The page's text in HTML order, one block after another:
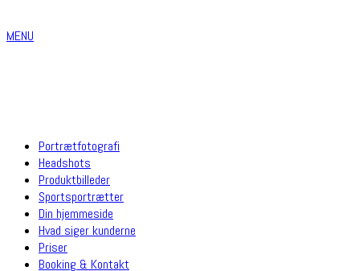
MENU
Portrætfotografi
Headshots
Produktbilleder
Sportsportrætter
Din hjemmeside
Hvad siger kunderne
Priser
Booking & Kontakt